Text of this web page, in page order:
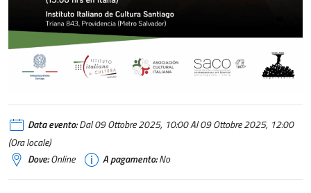
Data evento:Dal 09 Ottobre 2025, 10:00 Al 09 Ottobre 2025, 12:00
(Ora locale)
Dove:Online A pagamento:No